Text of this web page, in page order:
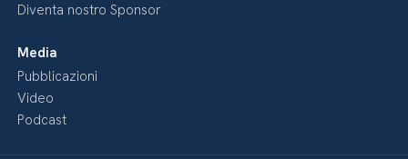
Diventa nostro Sponsor
Media
Pubblicazioni
Video
Podcast